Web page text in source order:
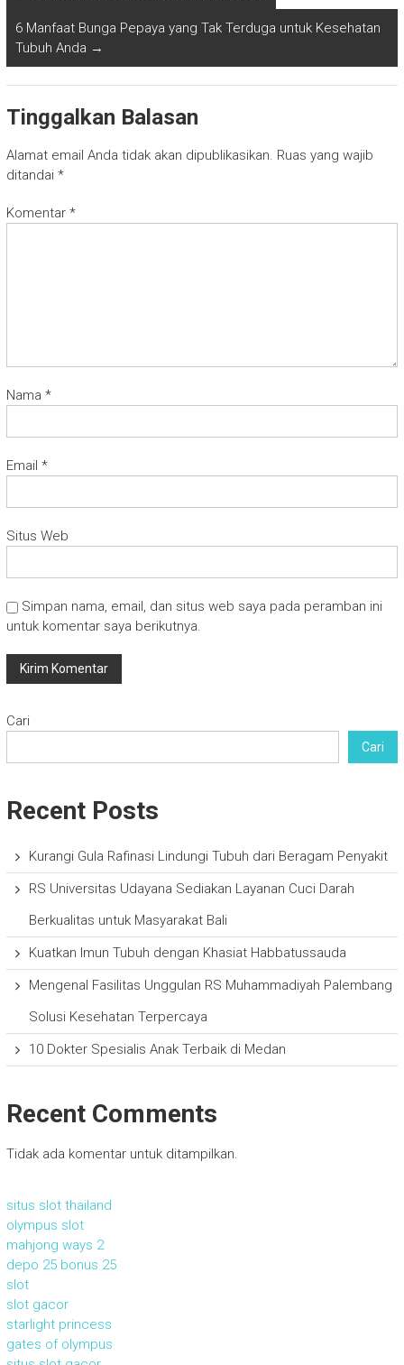
6 Manfaat Bunga Pepaya yang Tak Terduga untuk Kesehatan
Tubuh Anda →
Tinggalkan Balasan
Alamat email Anda tidak akan dipublikasikan. Ruas yang wajib
ditandai *
Komentar *
Nama *
Email *
Situs Web
Simpan nama, email, dan situs web saya pada peramban ini
untuk komentar saya berikutnya.
Cari
Cari
Recent Posts
Kurangi Gula Rafinasi Lindungi Tubuh dari Beragam Penyakit
RS Universitas Udayana Sediakan Layanan Cuci Darah
Berkualitas untuk Masyarakat Bali
Kuatkan Imun Tubuh dengan Khasiat Habbatussauda
Mengenal Fasilitas Unggulan RS Muhammadiyah Palembang
Solusi Kesehatan Terpercaya
10 Dokter Spesialis Anak Terbaik di Medan
Recent Comments
Tidak ada komentar untuk ditampilkan.
situs slot thailand
olympus slot
mahjong ways 2
depo 25 bonus 25
slot
slot gacor
starlight princess
gates of olympus